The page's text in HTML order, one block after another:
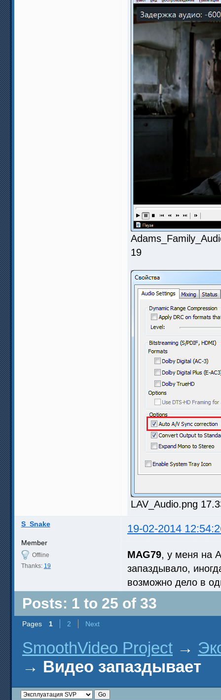
19
LAV_Audio.png
S_Snake 19-02-2014
Member
Offline
Thanks: 19
MAG79, у меня на
запаздывало,
возможно дело в
Posts: 1 to 25 of 33
Pages 1 2 Next
SmoothVideo Project →
→ Видео запаздывает